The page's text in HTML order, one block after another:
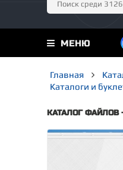
МЕНЮ
Главная
Каталоги и
КАТАЛОГ ФАЙЛОВ